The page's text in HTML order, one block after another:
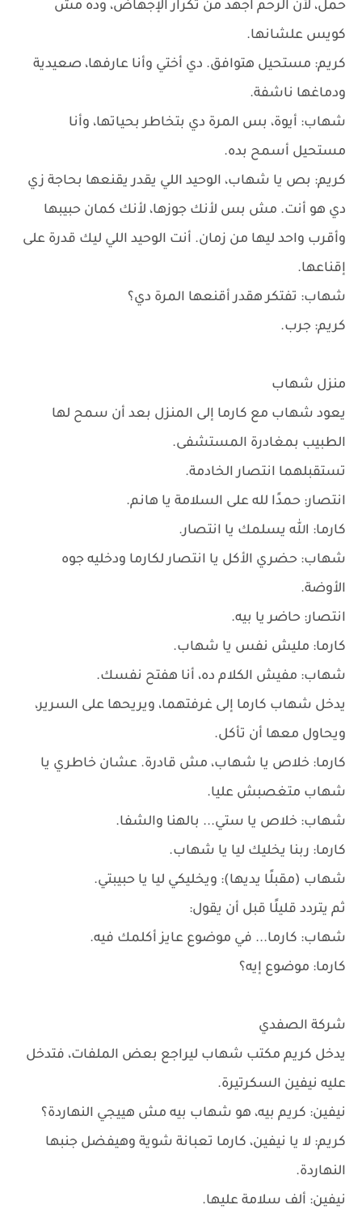
حمل، لأن الرحم اجهد من تكرار الإجهاض، وده مش
كويس علشانها.
كريم: مستحيل هتوافق. دي أختي وأنا عارفها، صعيدية
ودماغها ناشفة.
شهاب: أيوة، بس المرة دي بتخاطر بحياتها، وأنا
مستحيل أسمح بده.
كريم: بص يا شهاب، الوحيد اللي يقدر يقنعها بحاجة زي
دي هو أنت. مش بس لأنك جوزها، لأنك كمان حبيبها
وأقرب واحد ليها من زمان. أنت الوحيد اللي ليك قدرة على
إقناعها.
شهاب: تفتكر هقدر أقنعها المرة دي؟
كريم: جرب.
منزل شهاب
يعود شهاب مع كارما إلى المنزل بعد أن سمح لها
الطبيب بمغادرة المستشفى.
تستقبلهما انتصار الخادمة.
انتصار: حمدًا لله على السلامة يا هانم.
كارما: الله يسلمك يا انتصار.
شهاب: حضري الأكل يا انتصار لكارما ودخليه جوه
الأوضة.
انتصار: حاضر يا بيه.
كارما: مليش نفس يا شهاب.
شهاب: مفيش الكلام ده، أنا هفتح نفسك.
يدخل شهاب كارما إلى غرفتهما، ويريحها على السرير،
ويحاول معها أن تأكل.
كارما: خلاص يا شهاب، مش قادرة. عشان خاطري يا
شهاب متغصبش عليا.
شهاب: خلاص يا ستي... بالهنا والشفا.
كارما: ربنا يخليك ليا يا شهاب.
شهاب (مقبلًا يديها): ويخليكي ليا يا حبيبتي.
ثم يتردد قليلًا قبل أن يقول:
شهاب: كارما... في موضوع عايز أكلمك فيه.
كارما: موضوع إيه؟
شركة الصفدي
يدخل كريم مكتب شهاب ليراجع بعض الملفات، فتدخل
عليه نيفين السكرتيرة.
نيفين: كريم بيه، هو شهاب بيه مش هييجي النهاردة؟
كريم: لا يا نيفين، كارما تعبانة شوية وهيفضل جنبها
النهاردة.
نيفين: ألف سلامة عليها.